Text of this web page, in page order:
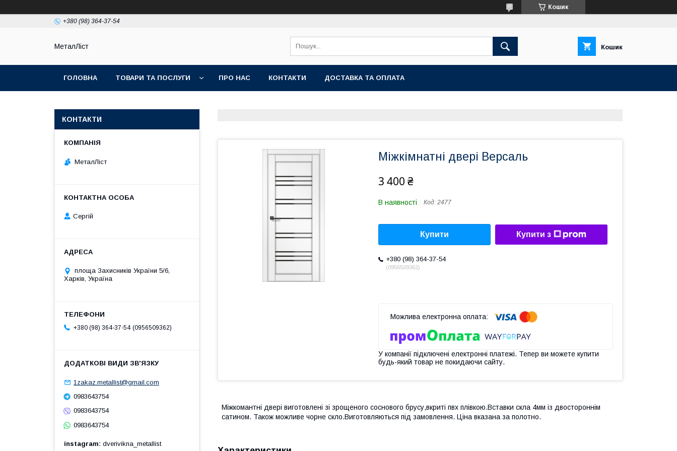
Кошик
+380 (98) 364-37-54
МеталЛіст Кошик
ГОЛОВНА ТОВАРИ ТА ПОСЛУГИ ПРО НАС КОНТАКТИ ДОСТАВКА ТА ОПЛАТА
Міжкімнатні двері Версаль
3 400 ₴
В наявності Код: 2477
Купити Купити з
+380 (98) 364-37-54
0956509362
У компанії підключені електронні платежі. Тепер ви можете купити
будь-який товар не покидаючи сайту.
Міжкомантні двері виготовлені зі зрощеного соснового брусу,вкриті пвх плівкою.Вставки скла 4мм із двостороннім
сатином. Також можливе чорне скло.Виготовляються під замовлення. Ціна вказана за полотно.
КОНТАКТИ
МеталЛіст
Сергій
площа Захисників України 5/6,
Харків, Україна
+380 (98) 364-37-54 0956509362
1zakaz.metallist@gmail.com
0983643754
0983643754
0983643754
instagram dverivikna_metallist